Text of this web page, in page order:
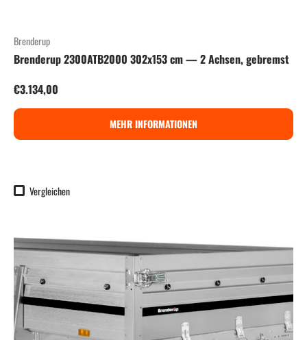
Brenderup
Brenderup 2300ATB2000 302x153 cm — 2 Achsen, gebremst
Normaler Preis
€3.134,00
MEHR INFORMATIONEN
Vergleichen